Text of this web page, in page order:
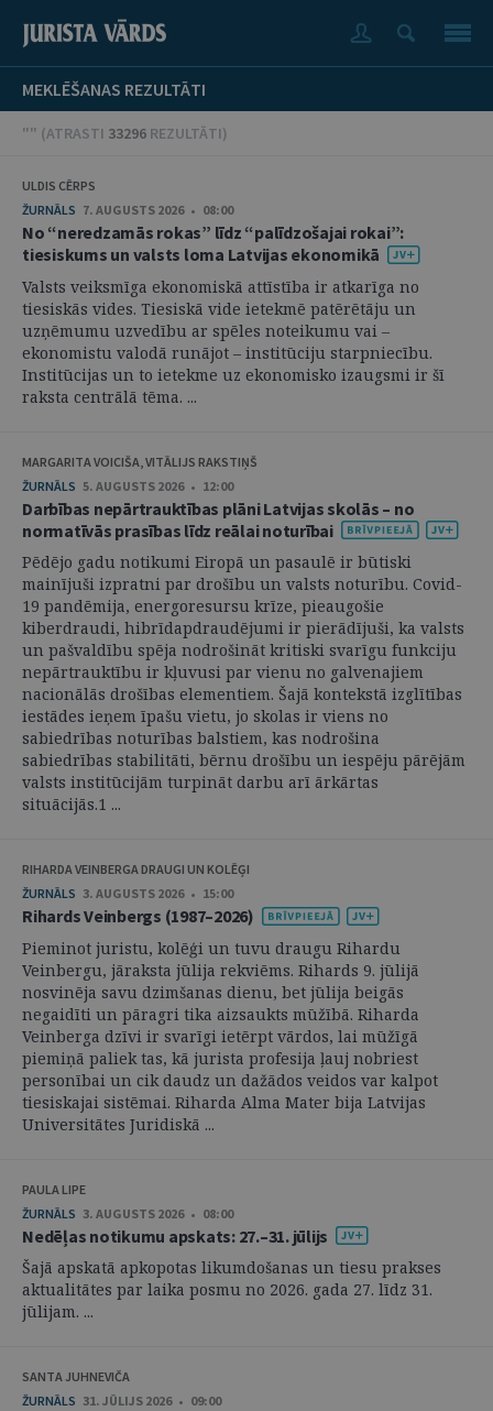
MEKLĒŠANAS REZULTĀTI
"" (ATRASTI 33296 REZULTĀTI)
ULDIS CĒRPS
ŽURNĀLS 7. AUGUSTS 2026 • 08:00
No “neredzamās rokas” līdz “palīdzošajai rokai”:
tiesiskums un valsts loma Latvijas ekonomikā
Valsts veiksmīga ekonomiskā attīstība ir atkarīga no
tiesiskās vides. Tiesiskā vide ietekmē patērētāju un
uzņēmumu uzvedību ar spēles noteikumu vai –
ekonomistu valodā runājot – institūciju starpniecību.
Institūcijas un to ietekme uz ekonomisko izaugsmi ir šī
raksta centrālā tēma. ...
MARGARITA VOICIŠA, VITĀLIJS RAKSTIŅŠ
ŽURNĀLS 5. AUGUSTS 2026 • 12:00
Darbības nepārtrauktības plāni Latvijas skolās – no
normatīvās prasības līdz reālai noturībai
Pēdējo gadu notikumi Eiropā un pasaulē ir būtiski
mainījuši izpratni par drošību un valsts noturību. Covid-
19 pandēmija, energoresursu krīze, pieaugošie
kiberdraudi, hibrīdapdraudējumi ir pierādījuši, ka valsts
un pašvaldību spēja nodrošināt kritiski svarīgu funkciju
nepārtrauktību ir kļuvusi par vienu no galvenajiem
nacionālās drošības elementiem. Šajā kontekstā izglītības
iestādes ieņem īpašu vietu, jo skolas ir viens no
sabiedrības noturības balstiem, kas nodrošina
sabiedrības stabilitāti, bērnu drošību un iespēju pārējām
valsts institūcijām turpināt darbu arī ārkārtas
situācijās.1 ...
RIHARDA VEINBERGA DRAUGI UN KOLĒĢI
ŽURNĀLS 3. AUGUSTS 2026 • 15:00
Rihards Veinbergs (1987–2026)
Pieminot juristu, kolēģi un tuvu draugu Rihardu
Veinbergu, jāraksta jūlija rekviēms. Rihards 9. jūlijā
nosvinēja savu dzimšanas dienu, bet jūlija beigās
negaidīti un pāragri tika aizsaukts mūžībā. Riharda
Veinberga dzīvi ir svarīgi ietērpt vārdos, lai mūžīgā
piemiņā paliek tas, kā jurista profesija ļauj nobriest
personībai un cik daudz un dažādos veidos var kalpot
tiesiskajai sistēmai. Riharda Alma Mater bija Latvijas
Universitātes Juridiskā ...
PAULA LIPE
ŽURNĀLS 3. AUGUSTS 2026 • 08:00
Nedēļas notikumu apskats: 27.–31. jūlijs
Šajā apskatā apkopotas likumdošanas un tiesu prakses
aktualitātes par laika posmu no 2026. gada 27. līdz 31.
jūlijam. ...
SANTA JUHNEVIČA
ŽURNĀLS 31. JŪLIJS 2026 • 09:00